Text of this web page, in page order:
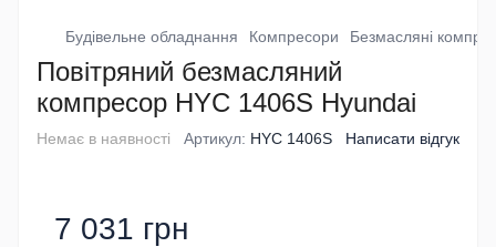
Будівельне обладнання Компресори Безмасляні
Повітряний безмасляний
компресор HYC 1406S Hyundai
Немає в наявності Артикул: HYC 1406S Написати відгук
7 031 грн